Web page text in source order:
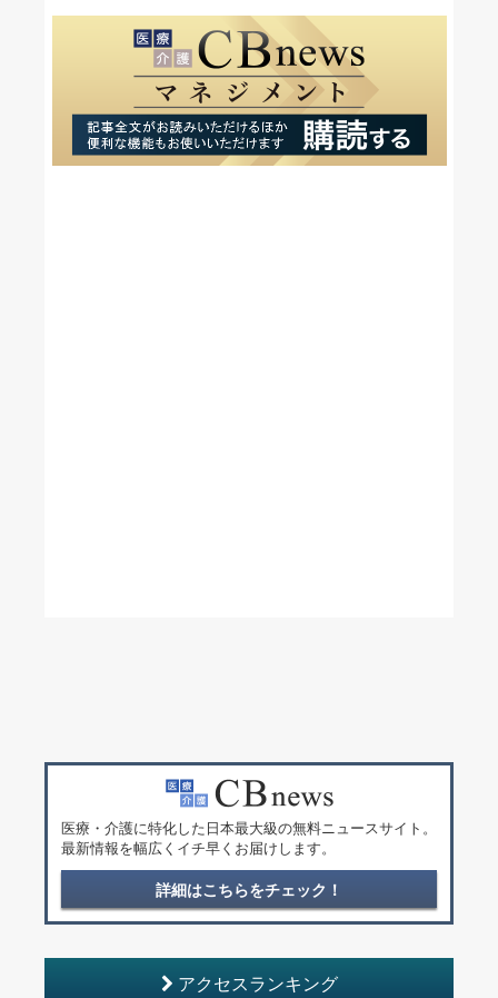
医療・介護に特化した日本最大級の無料ニュースサイト。
最新情報を幅広くイチ早くお届けします。
詳細はこちらをチェック！
アクセスランキング